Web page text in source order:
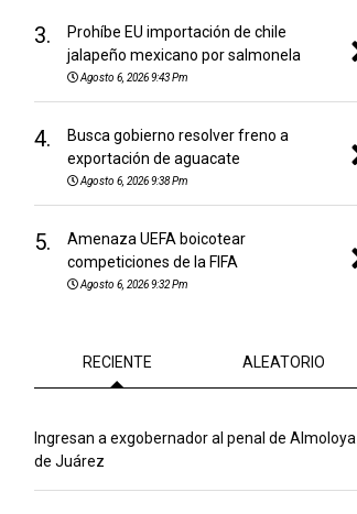
3.
Prohíbe EU importación de chile
jalapeño mexicano por salmonela
Agosto 6, 2026 9:43 Pm
4.
Busca gobierno resolver freno a
exportación de aguacate
Agosto 6, 2026 9:38 Pm
5.
Amenaza UEFA boicotear
competiciones de la FIFA
Agosto 6, 2026 9:32 Pm
RECIENTE ALEATORIO
Ingresan a exgobernador al penal de Almoloya
de Juárez